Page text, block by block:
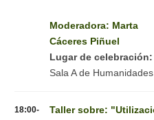
Moderadora: Marta
Cáceres Piñuel
Lugar de celebración:
Sala A de Humanidades
18:00-
Taller sobre: